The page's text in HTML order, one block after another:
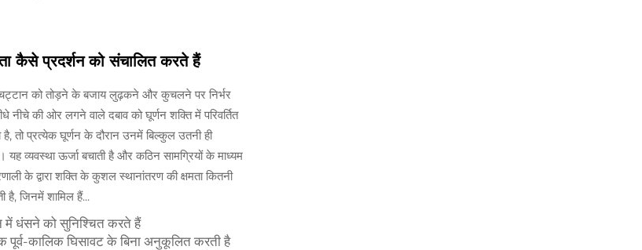
कैसे प्रदर्शन को संचालित करते हैं
को तोड़ने के बजाय लुढ़कने और कुचलने पर निर्भर
की ओर लगने वाले दबाव को घूर्णन शक्ति में परिवर्तित
प्रत्येक घूर्णन के दौरान उनमें बिल्कुल उतनी ही
व्यवस्था ऊर्जा बचाती है और कठिन सामग्रियों के माध्यम
के द्वारा शक्ति के कुशल स्थानांतरण की क्षमता कितनी
है, जिनमें शामिल हैं...
धंसने को सुनिश्चित करते हैं
कालिक घिसावट के बिना अनुकूलित करती है